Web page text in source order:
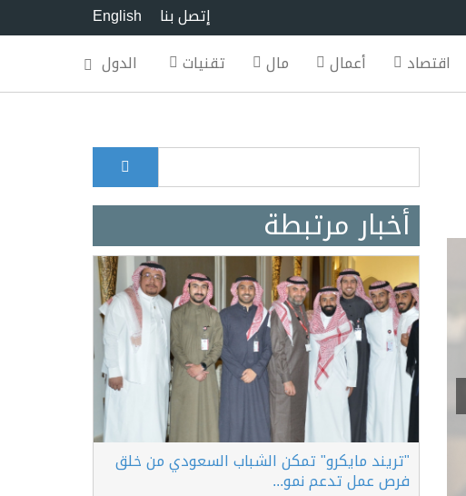
English
إتصل بنا
اقتصاد
أعمال مال تقنيات الدول
Search form
أخبار مرتبطة
"تريند مايكرو" تمكن الشباب السعودي من خلق
فرص عمل تدعم نمو...